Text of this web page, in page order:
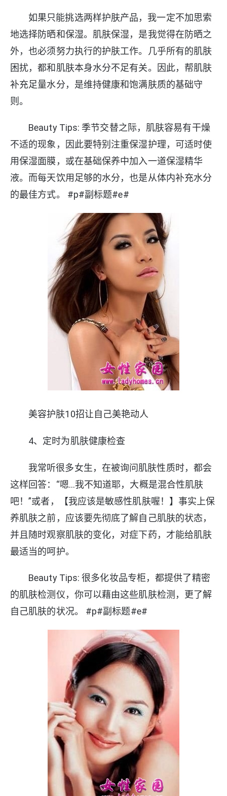
如果只能挑选两样护肤产品，我一定不加思索
地选择防晒和保湿。肌肤保湿，是我觉得在防晒之
外，也必须努力执行的护肤工作。几乎所有的肌肤
困扰，都和肌肤本身水分不足有关。因此，帮肌肤
补充足量水分，是维持健康和饱满肤质的基础守
则。
Beauty Tips: 季节交替之际，肌肤容易有干燥
不适的现象，因此要特别注重保湿护理，可适时使
用保湿面膜，或在基础保养中加入一道保湿精华
液。而每天饮用足够的水分，也是从体内补充水分
的最佳方式。 #p#副标题#e#
美容护肤10招让自己美艳动人
4、定时为肌肤健康检查
我常听很多女生，在被询问肌肤性质时，都会
这样回答：“嗯…我不知道耶，大概是混合性肌肤
吧！”或者，【我应该是敏感性肌肤喔！】事实上保
养肌肤之前，应该要先彻底了解自己肌肤的状态，
并且随时观察肌肤的变化，对症下药，才能给肌肤
最适当的呵护。
Beauty Tips: 很多化妆品专柜，都提供了精密
的肌肤检测仪，你可以藉由这些肌肤检测，更了解
自己肌肤的状况。 #p#副标题#e#